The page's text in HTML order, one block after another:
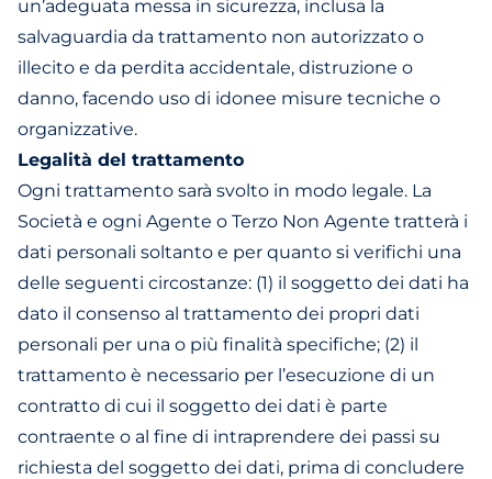
un’adeguata messa in sicurezza, inclusa la
salvaguardia da trattamento non autorizzato o
illecito e da perdita accidentale, distruzione o
danno, facendo uso di idonee misure tecniche o
organizzative.
Legalità del trattamento
Ogni trattamento sarà svolto in modo legale. La
Società e ogni Agente o Terzo Non Agente tratterà i
dati personali soltanto e per quanto si verifichi una
delle seguenti circostanze: (1) il soggetto dei dati ha
dato il consenso al trattamento dei propri dati
personali per una o più finalità specifiche; (2) il
trattamento è necessario per l’esecuzione di un
contratto di cui il soggetto dei dati è parte
contraente o al fine di intraprendere dei passi su
richiesta del soggetto dei dati, prima di concludere